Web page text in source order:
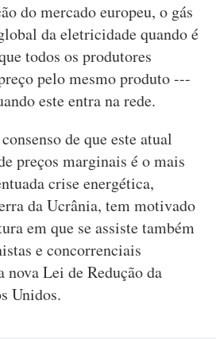
do mercado europeu, o gás
da eletricidade quando é
todos os produtores
pelo mesmo produto ---
este entra na rede.
de que este atual
preços marginais é o mais
crise energética,
da Ucrânia, tem motivado
em que se assiste também
e concorrenciais
nova Lei de Redução da
Unidos.